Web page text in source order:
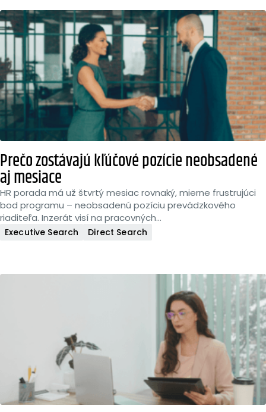
Prečo zostávajú kľúčové pozície neobsadené
aj mesiace
HR porada má už štvrtý mesiac rovnaký, mierne frustrujúci
bod programu – neobsadenú pozíciu prevádzkového
riaditeľa. Inzerát visí na pracovných...
Executive Search Direct Search